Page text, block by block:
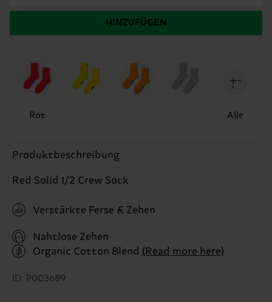
HINZUFÜGEN
Rot Alle
Produktbeschreibung
Red Solid 1/2 Crew Sock
Verstärkte Ferse & Zehen
Nahtlose Zehen
Organic Cotton Blend (Read more here)
ID: P003689